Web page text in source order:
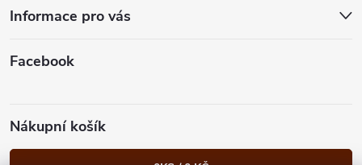
Informace pro vás
Facebook
Nákupní košík